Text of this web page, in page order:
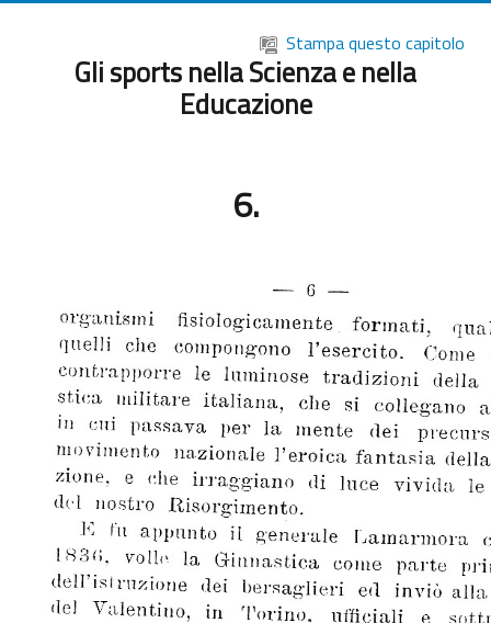
Vai al contenuto principale
Stampa questo capitolo
Gli sports nella Scienza e nella
Educazione
6.